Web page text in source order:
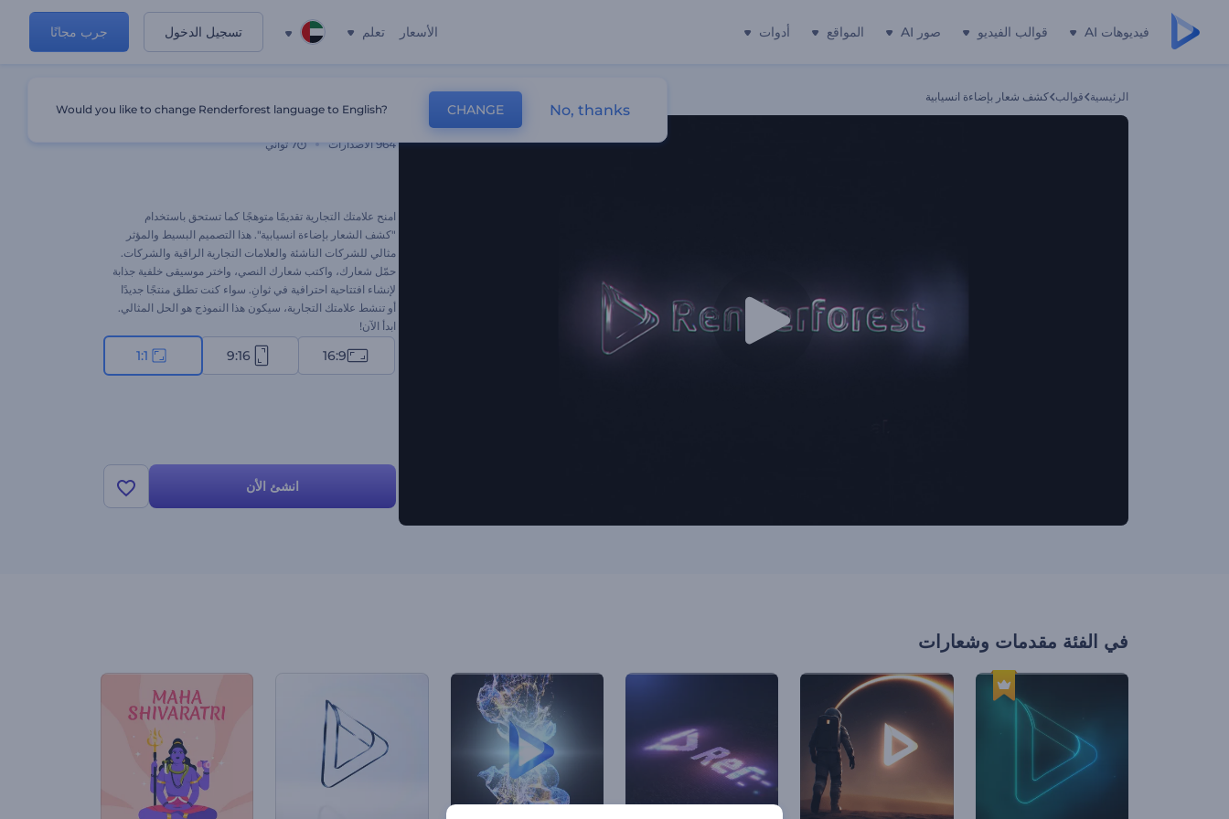
فيديوهات AI قوالب الفيديو صور AI المواقع أدوات الأسعار تعلم تسجيل الدخول جرب مجانًا
الرئيسية قوالب كشف شعار بإضاءة انسيابية
964 الاصدارات 7 ثواني
امنح علامتك التجارية تقديمًا متوهجًا كما تستحق باستخدام
"كشف الشعار بإضاءة انسيابية". هذا التصميم البسيط والمؤثر
مثالي للشركات الناشئة والعلامات التجارية الراقية والشركات.
حمّل شعارك، واكتب شعارك النصي، واختر موسيقى خلفية جذابة
لإنشاء افتتاحية احترافية في ثوانِ. سواء كنت تطلق منتجًا جديدًا
أو تنشط علامتك التجارية، سيكون هذا النموذج هو الحل المثالي.
ابدأ الآن!
16:9
9:16
1:1
انشئ الأن
في الفئة مقدمات وشعارات
Would you like to change Renderforest language to English? CHANGE No, thanks